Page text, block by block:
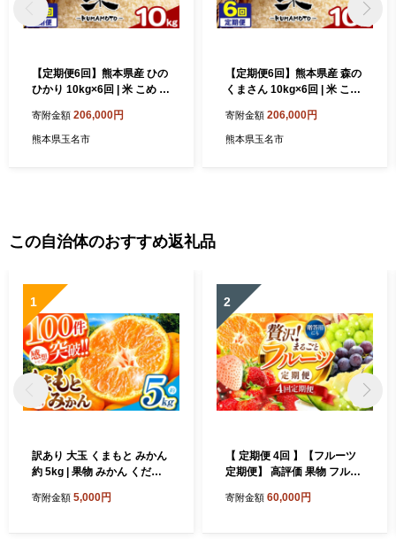
【定期便6回】熊本県産 ひの
ひかり 10kg×6回 | 米 こめ お
期便 熊本県 玉名市
寄附金額 206,000円
熊本県玉名市
【定期便6回】熊本県産 森の
くまさん 10kg×6回 | 米 こめ
定期便 熊本県 玉名市
寄附金額 206,000円
熊本県玉名市
この自治体のおすすめ返礼品
1
訳あり 大玉 くまもと みかん
約 5kg | 果物 みかん くだも
橘 みかん 柑橘類 みかん ミカ
寄附金額 5,000円
2
【 定期便 4回 】【フルーツ
定期便】 高評価 果物 フルー
みかん 不知火 スイカ ぶどう
寄附金額 60,000円